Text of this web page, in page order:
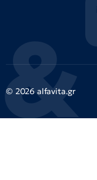
© 2026 alfavita.gr